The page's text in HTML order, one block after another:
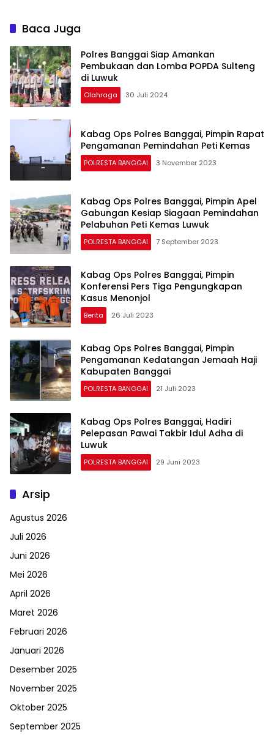
Baca Juga
Polres Banggai Siap Amankan
Pembukaan dan Lomba POPDA Sulteng
di Luwuk
Olahraga 30 Juli 2024
Kabag Ops Polres Banggai, Pimpin Rapat
Pengamanan Pemindahan Peti Kemas
POLRESTA BANGGAI 3 November 2023
Kabag Ops Polres Banggai, Pimpin Apel
Gabungan Kesiap Siagaan Pemindahan
Pelabuhan Peti Kemas Luwuk
POLRESTA BANGGAI 7 September 2023
Kabag Ops Polres Banggai, Pimpin
Konferensi Pers Tiga Pengungkapan
Kasus Menonjol
Berita 26 Juli 2023
Kabag Ops Polres Banggai, Pimpin
Pengamanan Kedatangan Jemaah Haji
Kabupaten Banggai
POLRESTA BANGGAI 21 Juli 2023
Kabag Ops Polres Banggai, Hadiri
Pelepasan Pawai Takbir Idul Adha di
Luwuk
POLRESTA BANGGAI 29 Juni 2023
Arsip
Agustus 2026
Juli 2026
Juni 2026
Mei 2026
April 2026
Maret 2026
Februari 2026
Januari 2026
Desember 2025
November 2025
Oktober 2025
September 2025